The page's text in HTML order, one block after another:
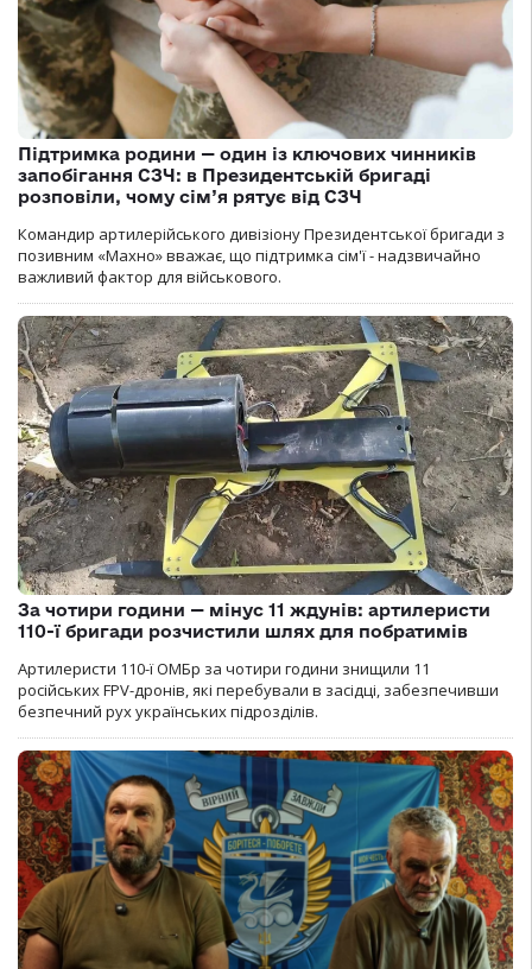
Підтримка родини — один із ключових чинників
запобігання СЗЧ: в Президентській бригаді
розповіли, чому сім’я рятує від СЗЧ
Командир артилерійського дивізіону Президентської бригади з
позивним «Махно» вважає, що підтримка сім'ї - надзвичайно
важливий фактор для військового.
За чотири години — мінус 11 ждунів: артилеристи
110-ї бригади розчистили шлях для побратимів
Артилеристи 110-ї ОМБр за чотири години знищили 11
російських FPV-дронів, які перебували в засідці, забезпечивши
безпечний рух українських підрозділів.